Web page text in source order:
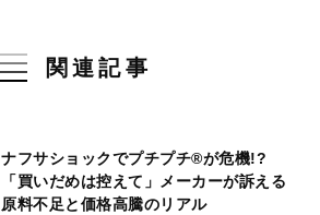
関連記事
ナフサショックでプチプチ®が危機!?
「買いだめは控えて」メーカーが訴える
原料不足と価格高騰のリアル